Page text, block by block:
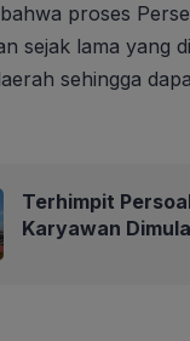
proses
sejak lama yang
sehingga
Terhimpit
Karyawan